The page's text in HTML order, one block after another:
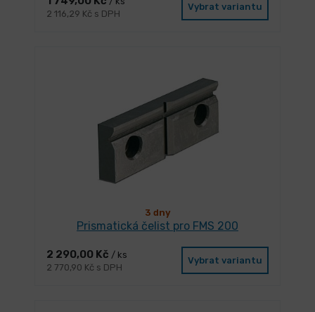
2 116,29 Kč s DPH
Vybrat variantu
3 dny
Prismatická čelist pro FMS 200
2 290,00 Kč / ks
2 770,90 Kč s DPH
Vybrat variantu